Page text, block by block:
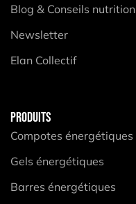
Blog & Conseils nutrition
Newsletter
Elan Collectif
PRODUITS
Compotes énergétiques
Gels énergétiques
Barres énergétiques